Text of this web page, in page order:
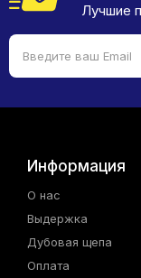
Лучшие
Информация
О нас
Выдержка
Дубовая щепа
Оплата